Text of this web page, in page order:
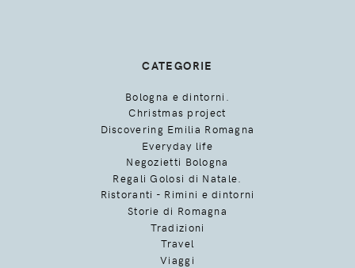
CATEGORIE
Bologna e dintorni.
Christmas project
Discovering Emilia Romagna
Everyday life
Negozietti Bologna
Regali Golosi di Natale.
Ristoranti - Rimini e dintorni
Storie di Romagna
Tradizioni
Travel
Viaggi